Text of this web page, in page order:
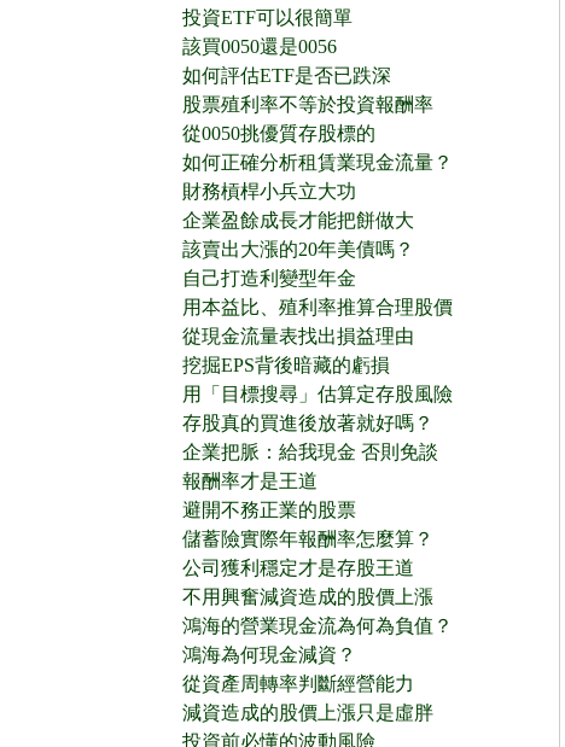
投資ETF可以很簡單
該買0050還是0056
如何評估ETF是否已跌深
股票殖利率不等於投資報酬率
從0050挑優質存股標的
如何正確分析租賃業現金流量？
財務槓桿小兵立大功
企業盈餘成長才能把餅做大
該賣出大漲的20年美債嗎？
自己打造利變型年金
用本益比、殖利率推算合理股價
從現金流量表找出損益理由
挖掘EPS背後暗藏的虧損
用「目標搜尋」估算定存股風險
存股真的買進後放著就好嗎？
企業把脈：給我現金 否則免談
報酬率才是王道
避開不務正業的股票
儲蓄險實際年報酬率怎麼算？
公司獲利穩定才是存股王道
不用興奮減資造成的股價上漲
鴻海的營業現金流為何為負值？
鴻海為何現金減資？
從資產周轉率判斷經營能力
減資造成的股價上漲只是虛胖
投資前必懂的波動風險